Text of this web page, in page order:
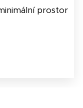
prostor